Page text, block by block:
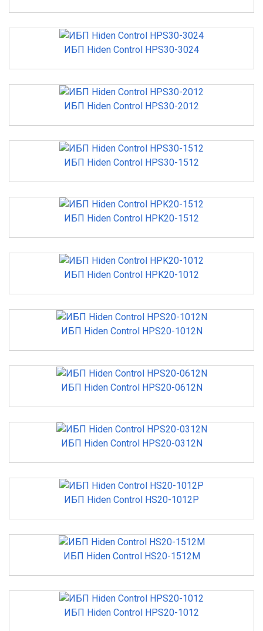
ИБП Hiden Control HPS30-3024
ИБП Hiden Control HPS30-2012
ИБП Hiden Control HPS30-1512
ИБП Hiden Control HPK20-1512
ИБП Hiden Control HPK20-1012
ИБП Hiden Control HPS20-1012N
ИБП Hiden Control HPS20-0612N
ИБП Hiden Control HPS20-0312N
ИБП Hiden Control HS20-1012P
ИБП Hiden Control HS20-1512M
ИБП Hiden Control HPS20-1012